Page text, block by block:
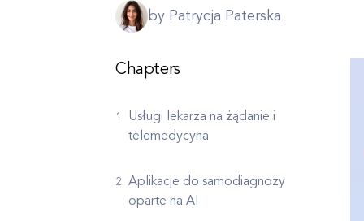
by Patrycja Paterska
Chapters
Usługi lekarza na żądanie i
telemedycyna
Aplikacje do samodiagnozy
oparte na AI